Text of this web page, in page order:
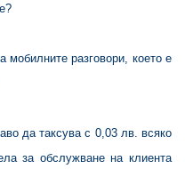
мобилните разговори, което е
да таксува с 0,03 лв. всяко
за обслужване на клиента